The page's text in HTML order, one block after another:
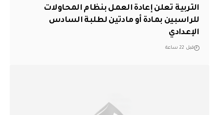
التربية تعلن إعادة العمل بنظام المحاولات
للراسبين بمادة أو مادتين لطلبة السادس
الإعدادي
قبل 22 ساعة